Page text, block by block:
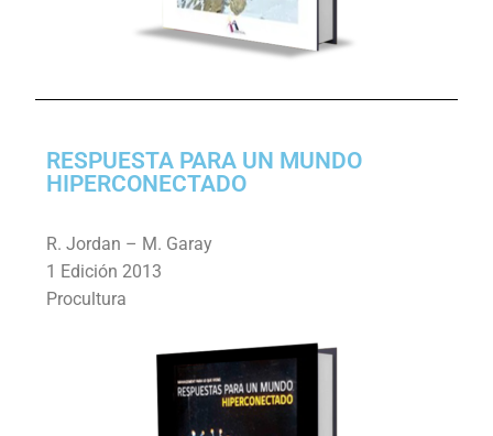
RESPUESTA PARA UN MUNDO
HIPERCONECTADO
R. Jordan – M. Garay
1 Edición 2013
Procultura